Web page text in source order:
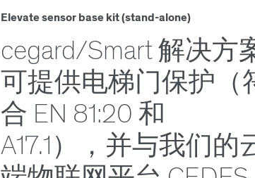
Elevate sensor base kit (stand-alone)
cegard/Smart 解决方
可提供电梯门保护（
合 EN 81:20 和
A17.1），并与我们的